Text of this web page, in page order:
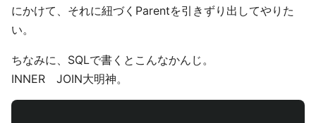
にかけて、それに紐づくParentを引きずり出してやりた
い。
ちなみに、SQLで書くとこんなかんじ。
INNER JOIN大明神。